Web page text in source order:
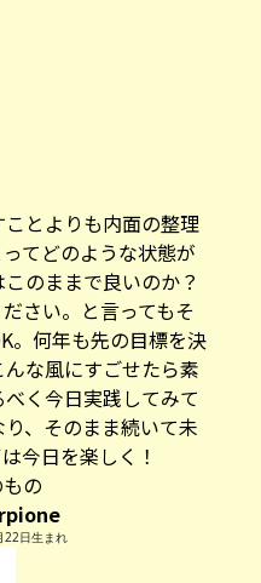
とよりも内面の整理
てどのような状態が
のままで良いのか？
さい。と言ってもそ
。何年も先の目標を決
な風にすごせたら素
く今日実践してみて
、そのまま続いて未
今日を楽しく！
の
22日生まれ